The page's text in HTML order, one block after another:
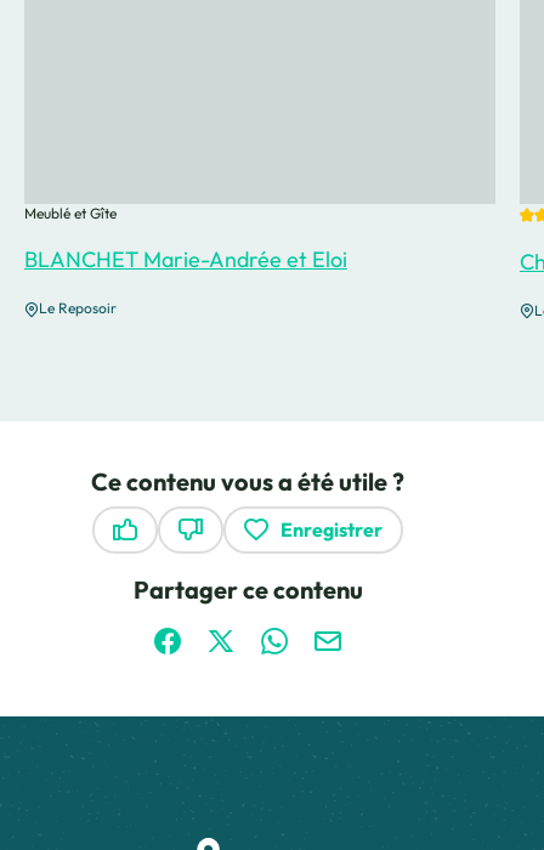
BLANCHET Marie-Andrée et Eloi
Meublé et Gîte
Le Reposoir
2
Ce contenu vous a été utile ?
Enregistrer
Partager ce contenu
Partager sur Facebook (nouvelle fenêtre)
Partager sur X / Twitter (nouvelle
Partager sur WhatsApp
Partager par mail